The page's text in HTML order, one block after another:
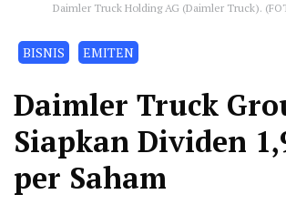
Daimler Truck Holding AG (Daimler Truck).
BISNIS EMITEN
Daimler Truck
Siapkan Dividen
per Saham